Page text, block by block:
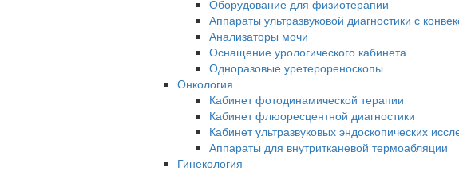
Оборудование для физиотерапии
Аппараты ультразвуковой диагностики с
Анализаторы мочи
Оснащение урологического кабинета
Одноразовые уретерореноскопы
Онкология
Кабинет фотодинамической терапии
Кабинет флюоресцентной диагностики
Кабинет ультразвуковых эндоскопических
Аппараты для внутритканевой термоабляции
Гинекология